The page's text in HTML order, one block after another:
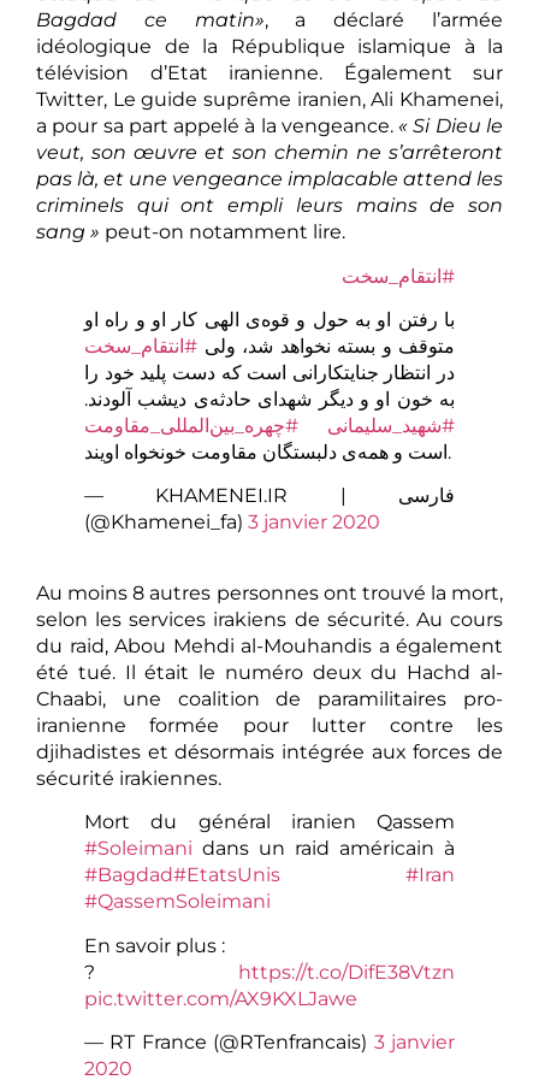
Bagdad ce matin», a déclaré l’armée
idéologique de la République islamique à la
télévision d’Etat iranienne. Également sur
Twitter, Le guide suprême iranien, Ali Khamenei,
a pour sa part appelé à la vengeance. « Si Dieu le
veut, son œuvre et son chemin ne s’arrêteront
pas là, et une vengeance implacable attend les
criminels qui ont empli leurs mains de son
sang » peut-on notamment lire.
#انتقام_سخت
با رفتن او به حول و قوه‌ی الهی کار او و راه او
متوقف و بسته نخواهد شد، ولی #انتقام_سخت
در انتظار جنایتکارانی است که دست پلید خود را
به خون او و دیگر شهدای حادثه‌ی دیشب آلودند.
#شهید_سلیمانی
#چهره_بین‌المللی_مقاومت
است و همه‌ی دلبستگان مقاومت خونخواه اویند.
— KHAMENEI.IR | فارسی
(@Khamenei_fa) 3 janvier 2020
Au moins 8 autres personnes ont trouvé la mort,
selon les services irakiens de sécurité. Au cours
du raid, Abou Mehdi al-Mouhandis a également
été tué. Il était le numéro deux du Hachd al-
Chaabi, une coalition de paramilitaires pro-
iranienne formée pour lutter contre les
djihadistes et désormais intégrée aux forces de
sécurité irakiennes.
Mort du général iranien Qassem
#Soleimani dans un raid américain à
#Bagdad#EtatsUnis
#Iran
#QassemSoleimani
En savoir plus :
? https://t.co/DifE38Vtzn
pic.twitter.com/AX9KXLJawe
— RT France (@RTenfrancais) 3 janvier
2020